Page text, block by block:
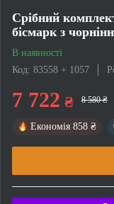
Срібний
бісмарк з
В наявності
Код: 83558 + 1057
7 722 ₴ 8 580 ₴
Економія 858 ₴